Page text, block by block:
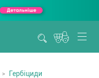
Гербіциди